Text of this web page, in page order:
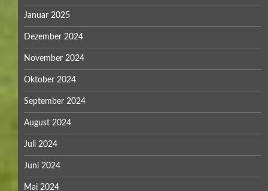
Januar 2025
Dezember 2024
November 2024
Oktober 2024
September 2024
August 2024
Juli 2024
Juni 2024
Mai 2024